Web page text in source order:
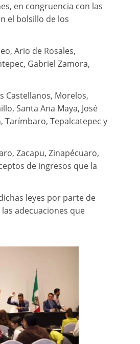
en congruencia con las
el bolsillo de los
Ario de Rosales,
Gabriel Zamora,
Castellanos, Morelos,
Santa Ana Maya, José
Tarímbaro, Tepalcatepec y
Zacapu, Zinapécuaro,
de ingresos que la
leyes por parte de
adecuaciones que